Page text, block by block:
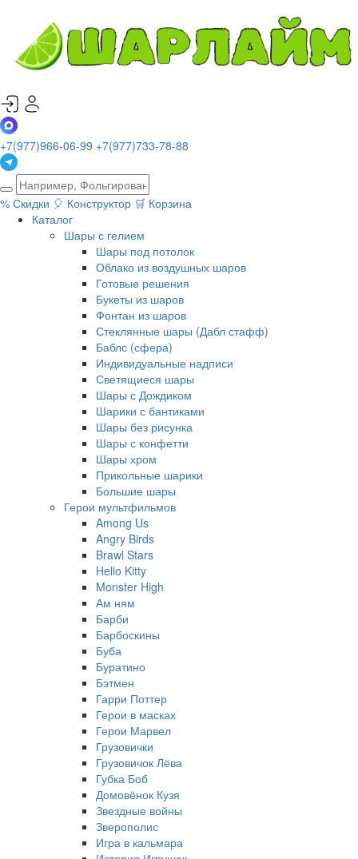
+7(977)966-06-99 +7(977)733-78-88
% Скидки 🎈 Конструктор 🛒 Корзина
Каталог
Шары с гелием
Шары под потолок
Облако из воздушных шаров
Готовые решения
Букеты из шаров
Фонтан из шаров
Стеклянные шары (Дабл стафф)
Баблс (сфера)
Индивидуальные надписи
Светящиеся шары
Шары с Дождиком
Шарики с бантиками
Шары без рисунка
Шары с конфетти
Шары хром
Прикольные шарики
Большие шары
Герои мультфильмов
Among Us
Angry Birds
Brawl Stars
Hello Kitty
Monster High
Ам ням
Барби
Барбоскины
Буба
Буратино
Бэтмен
Гарри Поттер
Герои в масках
Герои Марвел
Грузовички
Грузовичок Лёва
Губка Боб
Домовёнок Кузя
Звездные войны
Зверополис
Игра в кальмара